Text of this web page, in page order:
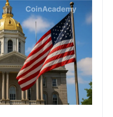
précédent : Bitcoin et la